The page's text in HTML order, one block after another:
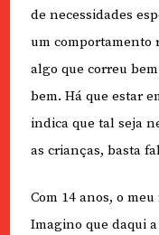
de necessidades
um comportamento
algo que correu
bem. Há que estar
indica que tal seja
as crianças, basta
Com 14 anos, o
Imagino que daqui